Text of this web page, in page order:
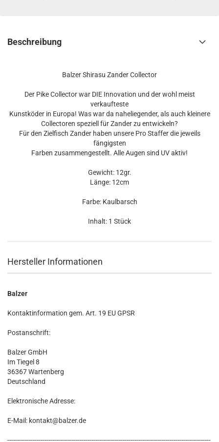
Beschreibung
Balzer Shirasu Zander Collector
Der Pike Collector war DIE Innovation und der wohl meist
verkaufteste
Kunstköder in Europa! Was war da naheliegender, als auch kleinere
Collectoren speziell für Zander zu entwickeln?
Für den Zielfisch Zander haben unsere Pro Staffer die jeweils
fängigsten
Farben zusammengestellt. Alle Augen sind UV aktiv!
Gewicht: 12gr.
Länge: 12cm
Farbe: Kaulbarsch
Inhalt: 1 Stück
Hersteller Informationen
Balzer
Kontaktinformation gem. Art. 19 EU GPSR
Postanschrift:
Balzer GmbH
Im Tiegel 8
36367 Wartenberg
Deutschland
Elektronische Adresse:
E-Mail: kontakt@balzer.de
--------------------------------------------------------------------------------------------------------